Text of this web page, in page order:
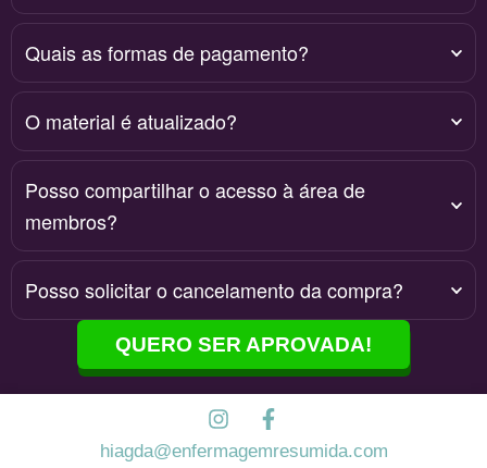
Quais as formas de pagamento?
O material é atualizado?
Posso compartilhar o acesso à área de
membros?
Posso solicitar o cancelamento da compra?
QUERO SER APROVADA!
hiagda@enfermagemresumida.com